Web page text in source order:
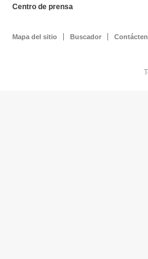
Centro de prensa
Mapa del sitio Buscador